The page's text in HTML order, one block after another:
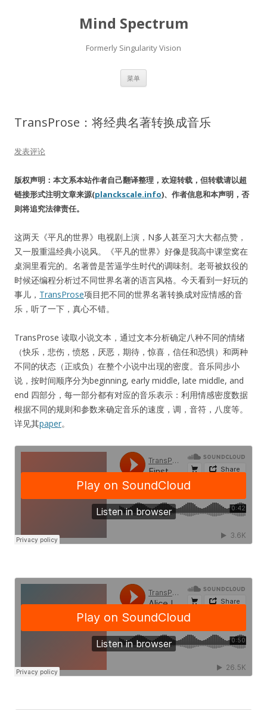
Mind Spectrum
Formerly Singularity Vision
菜单
TransProse：将经典名著转换成音乐
发表评论
版权声明：本文系本站作者自己翻译整理，欢迎转载，但转载请以超
链接形式注明文章来源(planckscale.info)、作者信息和本声明，否
则将追究法律责任。
这两天《平凡的世界》电视剧上演，N多人甚至习大大都点赞，
又一股重温经典小说风。《平凡的世界》好像是我高中课堂窝在
桌洞里看完的。名著曾是苦逼学生时代的调味剂。老哥被奴役的
时候还编程分析过不同世界名著的语言风格。今天看到一好玩的
事儿， TransProse项目把不同的世界名著转换成对应情感的音
乐，听了一下，真心不错。
TransProse 读取小说文本，通过文本分析确定八种不同的情绪
（快乐，悲伤，愤怒，厌恶，期待，惊喜，信任和恐惧）和两种
不同的状态（正或负）在整个小说中出现的密度。音乐同步小
说，按时间顺序分为beginning, early middle, late middle, and
end 四部分，每一部分都有对应的音乐表示：利用情感密度数据
根据不同的规则和参数来确定音乐的速度，调，音符，八度等。
详见其paper。